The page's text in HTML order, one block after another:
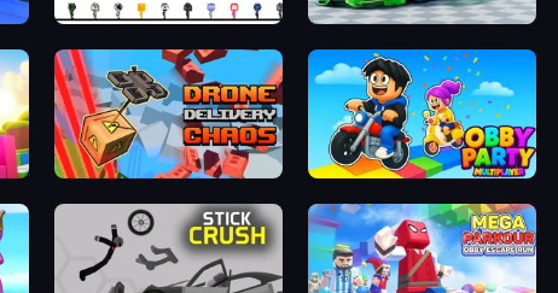
OvO Game Sportcars Crash
Drone Delivery Chaos Obby Party Multiplayer